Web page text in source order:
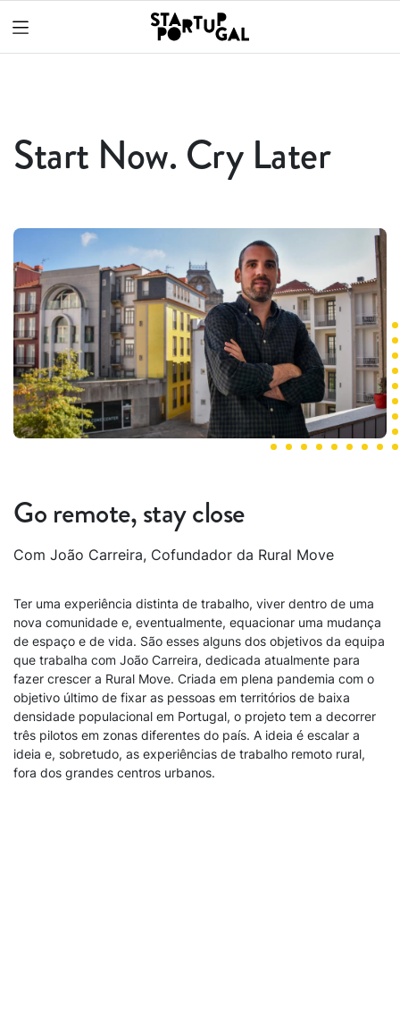
Start Now. Cry Later
Go remote, stay close
Com João Carreira, Cofundador da Rural Move
Ter uma experiência distinta de trabalho, viver dentro de uma
nova comunidade e, eventualmente, equacionar uma mudança
de espaço e de vida. São esses alguns dos objetivos da equipa
que trabalha com João Carreira, dedicada atualmente para
fazer crescer a Rural Move. Criada em plena pandemia com o
objetivo último de fixar as pessoas em territórios de baixa
densidade populacional em Portugal, o projeto tem a decorrer
três pilotos em zonas diferentes do país. A ideia é escalar a
ideia e, sobretudo, as experiências de trabalho remoto rural,
fora dos grandes centros urbanos.